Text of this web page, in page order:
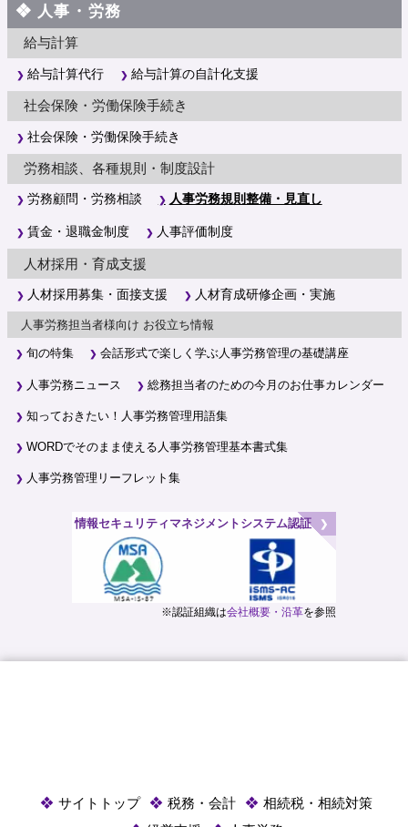
人事・労務
給与計算
給与計算代行 給与計算の自計化支援
社会保険・労働保険手続き
社会保険・労働保険手続き
労務相談、各種規則・制度設計
労務顧問・労務相談 人事労務規則整備・見直し
賃金・退職金制度 人事評価制度
人材採用・育成支援
人材採用募集・面接支援 人材育成研修企画・実施
人事労務担当者様向け お役立ち情報
旬の特集 会話形式で楽しく学ぶ人事労務管理の基礎講座
人事労務ニュース 総務担当者のための今月のお仕事カレンダー
知っておきたい！人事労務管理用語集
WORDでそのまま使える人事労務管理基本書式集
人事労務管理リーフレット集
情報セキュリティマネジメントシステム認証
※認証組織は会社概要・沿革を参照
サイトトップ 税務・会計
相続税・相続対策